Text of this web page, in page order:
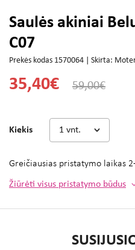
Saulės akiniai
C07
Prekės kodas 1570064 | Skirta:
35,40€ 59,00€
Kiekis
Greičiausias pristatymo laikas
Žiūrėti visus pristatymo būdus